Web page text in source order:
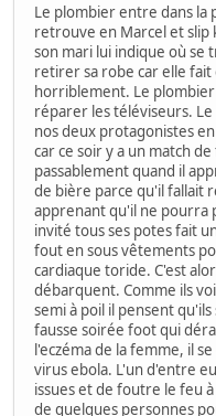
Le plombier entre dans la
retrouve en Marcel et slip
son mari lui indique où se
retirer sa robe car elle fait
horriblement. Le
réparer les téléviseurs.
nos deux protagonistes
car ce soir y a un match
passablement quand il
de bière parce qu'il fallait
apprenant qu'il ne pourra
invité tous ses potes fait
fout en sous vêtements
cardiaque toride. C'est
débarquent. Comme ils
semi à poil il pensent
fausse soirée foot qui
l'eczéma de la femme, il
virus ebola. L'un d'entre
issues et de foutre le feu
de quelques personnes